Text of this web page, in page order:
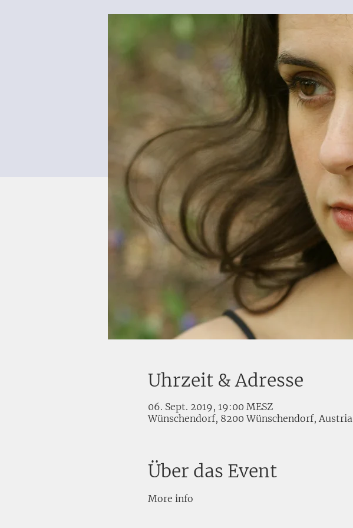
Uhrzeit & Adresse
06. Sept. 2019, 19:00 MESZ
Wünschendorf, 8200 Wünschendorf, Austria
Über das Event
More info